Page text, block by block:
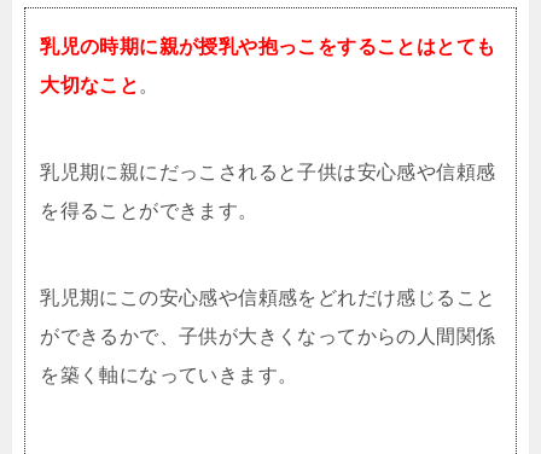
乳児の時期に親が授乳や抱っこをすることはとても
大切なこと 。
乳児期に親にだっこされると子供は安心感や信頼感
を得ることができます。
乳児期にこの安心感や信頼感をどれだけ感じること
ができるかで、子供が大きくなってからの人間関係
を築く軸になっていきます。